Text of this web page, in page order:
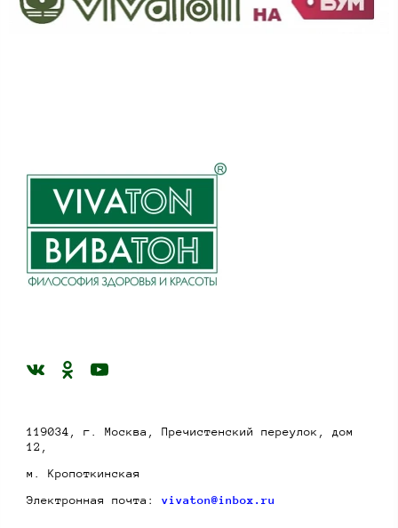
119034, г. Москва, Пречистенский переулок, дом
12,
м. Кропоткинская
Электронная почта: vivaton@inbox.ru